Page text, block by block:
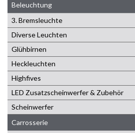
Beleuchtung
3. Bremsleuchte
Diverse Leuchten
Glühbirnen
Heckleuchten
Highfives
LED Zusatzscheinwerfer & Zubehör
Scheinwerfer
Carrosserie